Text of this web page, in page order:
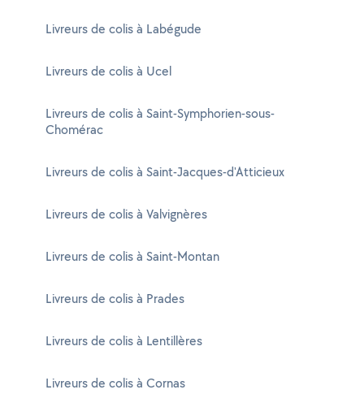
Livreurs de colis à Labégude
Livreurs de colis à Ucel
Livreurs de colis à Saint-Symphorien-sous-
Chomérac
Livreurs de colis à Saint-Jacques-d'Atticieux
Livreurs de colis à Valvignères
Livreurs de colis à Saint-Montan
Livreurs de colis à Prades
Livreurs de colis à Lentillères
Livreurs de colis à Cornas